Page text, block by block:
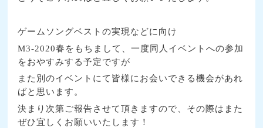
ゲームソングベストの実現などに向け
M3-2020春をもちまして、一度同人イベントへの参加
をおやすみする予定ですが
また別のイベントにて皆様にお会いできる機会があれ
ばと思います。
決まり次第ご報告させて頂きますので、その際はまた
ぜひ宜しくお願いいたします！